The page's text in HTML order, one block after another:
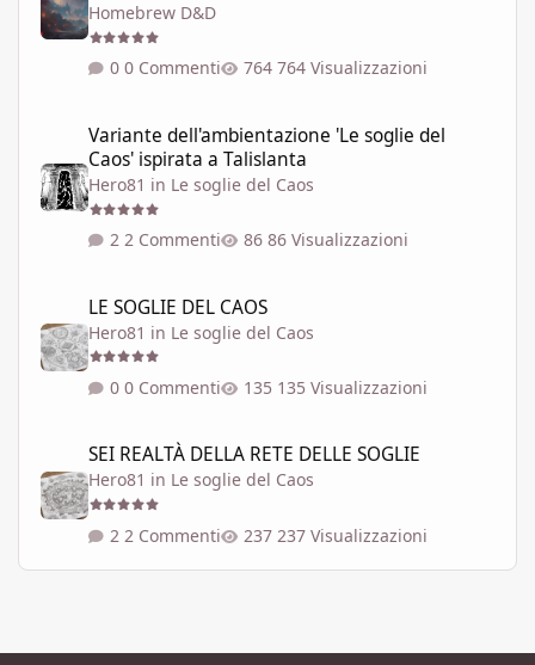
Homebrew D&D
0 Commenti 764 Visualizzazioni
Variante dell'ambientazione 'Le soglie del
Caos' ispirata a Talislanta
Hero81 in Le soglie del Caos
2 Commenti 86 Visualizzazioni
LE SOGLIE DEL CAOS
Hero81 in Le soglie del Caos
0 Commenti 135 Visualizzazioni
SEI REALTÀ DELLA RETE DELLE SOGLIE
Hero81 in Le soglie del Caos
2 Commenti 237 Visualizzazioni